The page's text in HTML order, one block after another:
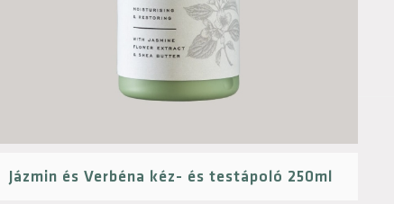
Jázmin és Verbéna kéz- és testápoló 250ml